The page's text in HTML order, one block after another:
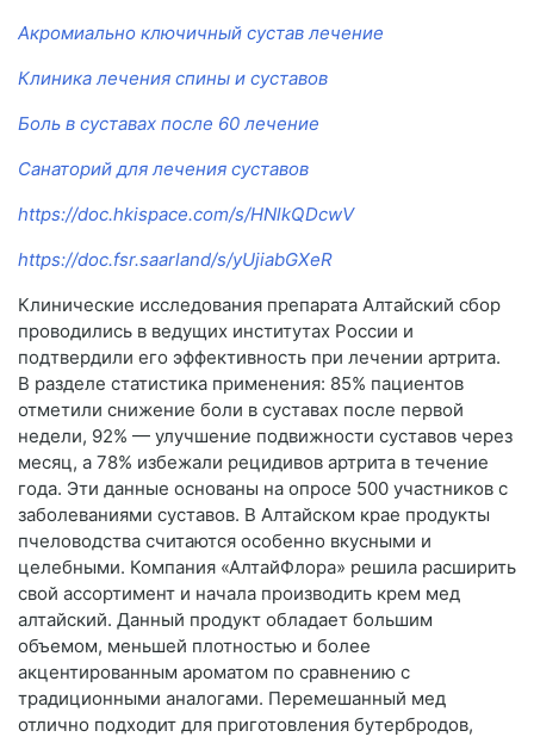
Акромиально ключичный сустав лечение
Клиника лечения спины и суставов
Боль в суставах после 60 лечение
Санаторий для лечения суставов
https://doc.hkispace.com/s/HNlkQDcwV
https://doc.fsr.saarland/s/yUjiabGXeR
Клинические исследования препарата Алтайский сбор
проводились в ведущих институтах России и
подтвердили его эффективность при лечении артрита.
В разделе статистика применения: 85% пациентов
отметили снижение боли в суставах после первой
недели, 92% — улучшение подвижности суставов через
месяц, а 78% избежали рецидивов артрита в течение
года. Эти данные основаны на опросе 500 участников с
заболеваниями суставов. В Алтайском крае продукты
пчеловодства считаются особенно вкусными и
целебными. Компания «АлтайФлора» решила расширить
свой ассортимент и начала производить крем мед
алтайский. Данный продукт обладает большим
объемом, меньшей плотностью и более
акцентированным ароматом по сравнению с
традиционными аналогами. Перемешанный мед
отлично подходит для приготовления бутербродов,